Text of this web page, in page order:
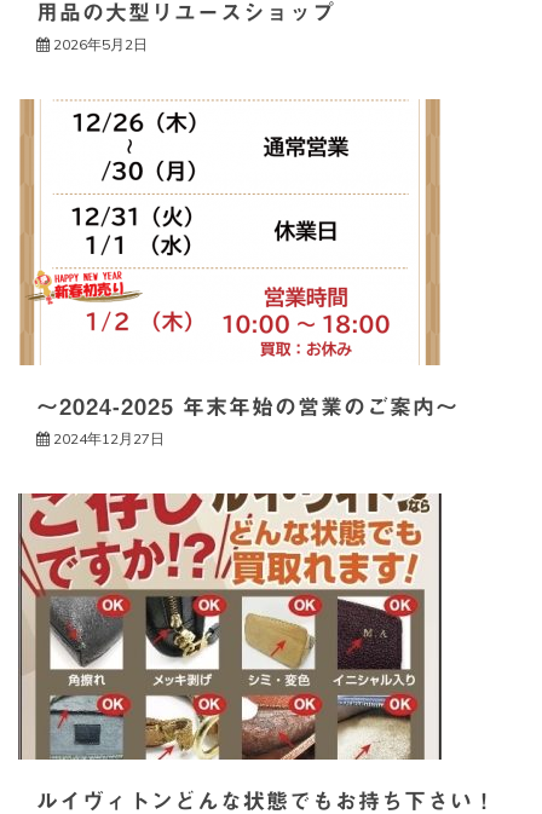
用品の大型リユースショップ
2026年5月2日
～2024-2025 年末年始の営業のご案内～
2024年12月27日
ルイヴィトンどんな状態でもお持ち下さい！